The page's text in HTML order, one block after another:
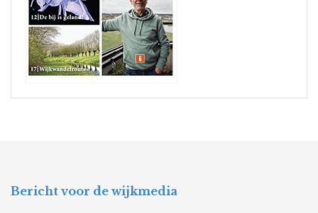
Bericht voor de wijkmedia